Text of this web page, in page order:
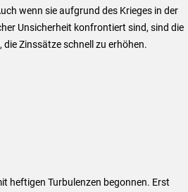
wenn sie aufgrund des Krieges in der
Unsicherheit konfrontiert sind, sind die
Zinssätze schnell zu erhöhen.
heftigen Turbulenzen begonnen. Erst